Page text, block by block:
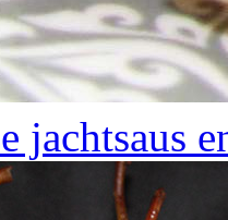
jachtsaus